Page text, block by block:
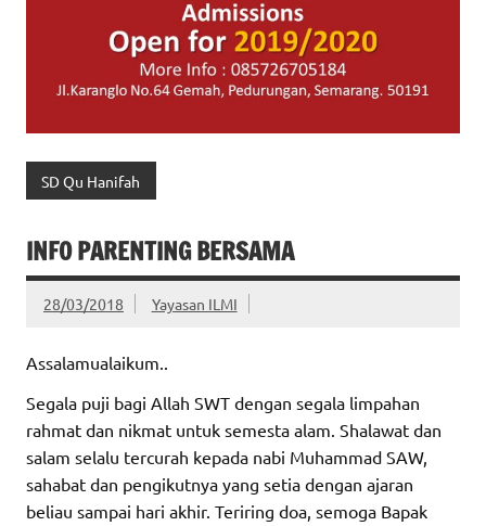
SD Qu Hanifah
INFO PARENTING BERSAMA
28/03/2018 Yayasan ILMI
Assalamualaikum..
Segala puji bagi Allah SWT dengan segala limpahan
rahmat dan nikmat untuk semesta alam. Shalawat dan
salam selalu tercurah kepada nabi Muhammad SAW,
sahabat dan pengikutnya yang setia dengan ajaran
beliau sampai hari akhir. Teriring doa, semoga Bapak